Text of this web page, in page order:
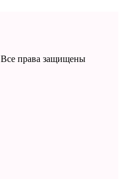
Все права защищены